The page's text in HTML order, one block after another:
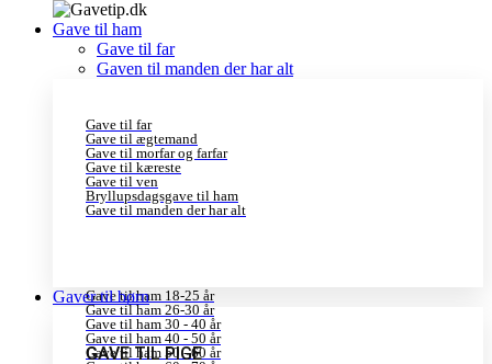
Gave til ham
Gave til far
Gaven til manden der har alt
Gave til far
Gave til ægtemand
Gave til morfar og farfar
Gave til kæreste
Gave til ven
Bryllupsdagsgave til ham
Gave til manden der har alt
Gave til ham 18-25 år
Gave til ham 26-30 år
Gave til ham 30 - 40 år
Gave til ham 40 - 50 år
Gave til ham 50 - 60 år
Gaver til børn
GAVE TIL PIGE